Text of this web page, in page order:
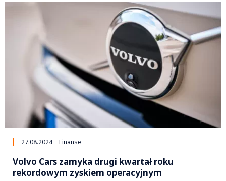
27.08.2024 Finanse
Volvo Cars zamyka drugi kwartał roku
rekordowym zyskiem operacyjnym